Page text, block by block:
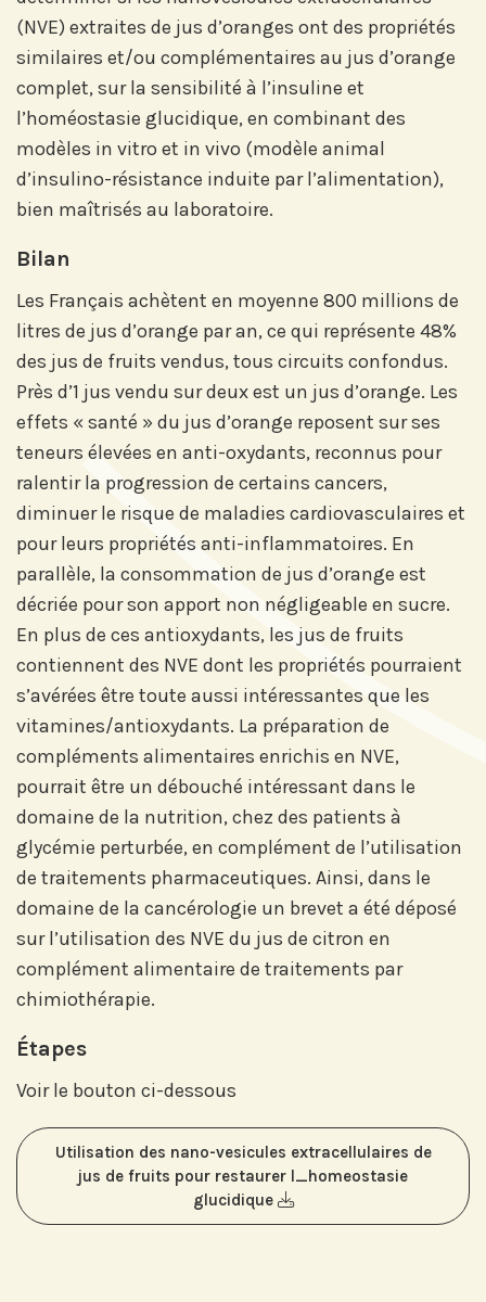
(NVE) extraites de jus d’oranges ont des propriétés
similaires et/ou complémentaires au jus d’orange
complet, sur la sensibilité à l’insuline et
l’homéostasie glucidique, en combinant des
modèles in vitro et in vivo (modèle animal
d’insulino-résistance induite par l’alimentation),
bien maîtrisés au laboratoire.
Bilan
Les Français achètent en moyenne 800 millions de
litres de jus d’orange par an, ce qui représente 48%
des jus de fruits vendus, tous circuits confondus.
Près d’1 jus vendu sur deux est un jus d’orange. Les
effets « santé » du jus d’orange reposent sur ses
teneurs élevées en anti-oxydants, reconnus pour
ralentir la progression de certains cancers,
diminuer le risque de maladies cardiovasculaires et
pour leurs propriétés anti-inflammatoires. En
parallèle, la consommation de jus d’orange est
décriée pour son apport non négligeable en sucre.
En plus de ces antioxydants, les jus de fruits
contiennent des NVE dont les propriétés pourraient
s’avérées être toute aussi intéressantes que les
vitamines/antioxydants. La préparation de
compléments alimentaires enrichis en NVE,
pourrait être un débouché intéressant dans le
domaine de la nutrition, chez des patients à
glycémie perturbée, en complément de l’utilisation
de traitements pharmaceutiques. Ainsi, dans le
domaine de la cancérologie un brevet a été déposé
sur l’utilisation des NVE du jus de citron en
complément alimentaire de traitements par
chimiothérapie.
Étapes
Voir le bouton ci-dessous
Utilisation des nano-vesicules extracellulaires de
jus de fruits pour restaurer l_homeostasie
glucidique
Abonnez-vous sur LinkedIn
Si vous préférez suivre notre actu par
mail, recevez nos newsletters en
fonction de vos centres d'intérêt :
Prix Projets de Recherche